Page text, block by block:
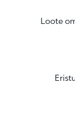
Loote